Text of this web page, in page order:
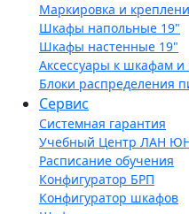
Маркировка и
Шкафы напольные 19"
Шкафы настенные 19"
Аксессуары к шкафам и
Блоки распределения
Сервис
Системная гарантия
Учебный Центр ЛАН
Расписание обучения
Конфигуратор БРП
Конфигуратор шкафов